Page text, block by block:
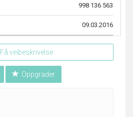
998 136 563
09.03.2016
Få veibeskrivelse
Oppgrader